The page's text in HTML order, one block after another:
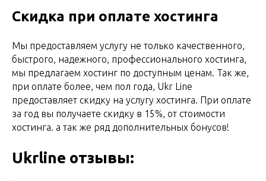
Скидка при оплате хостинга
Мы предоставляем услугу не только качественного,
быстрого, надежного, профессионального хостинга,
мы предлагаем хостинг по доступным ценам. Так же,
при оплате более, чем пол года, Ukr Line
предоставляет скидку на услугу хостинга. При оплате
за год вы получаете скидку в 15%, от стоимости
хостинга. а так же ряд дополнительных бонусов!
Ukrline отзывы: